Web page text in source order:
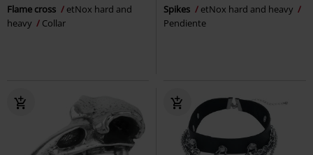
Flame cross
etNox hard and
heavy
Collar
Spikes
etNox hard and heavy
Pendiente